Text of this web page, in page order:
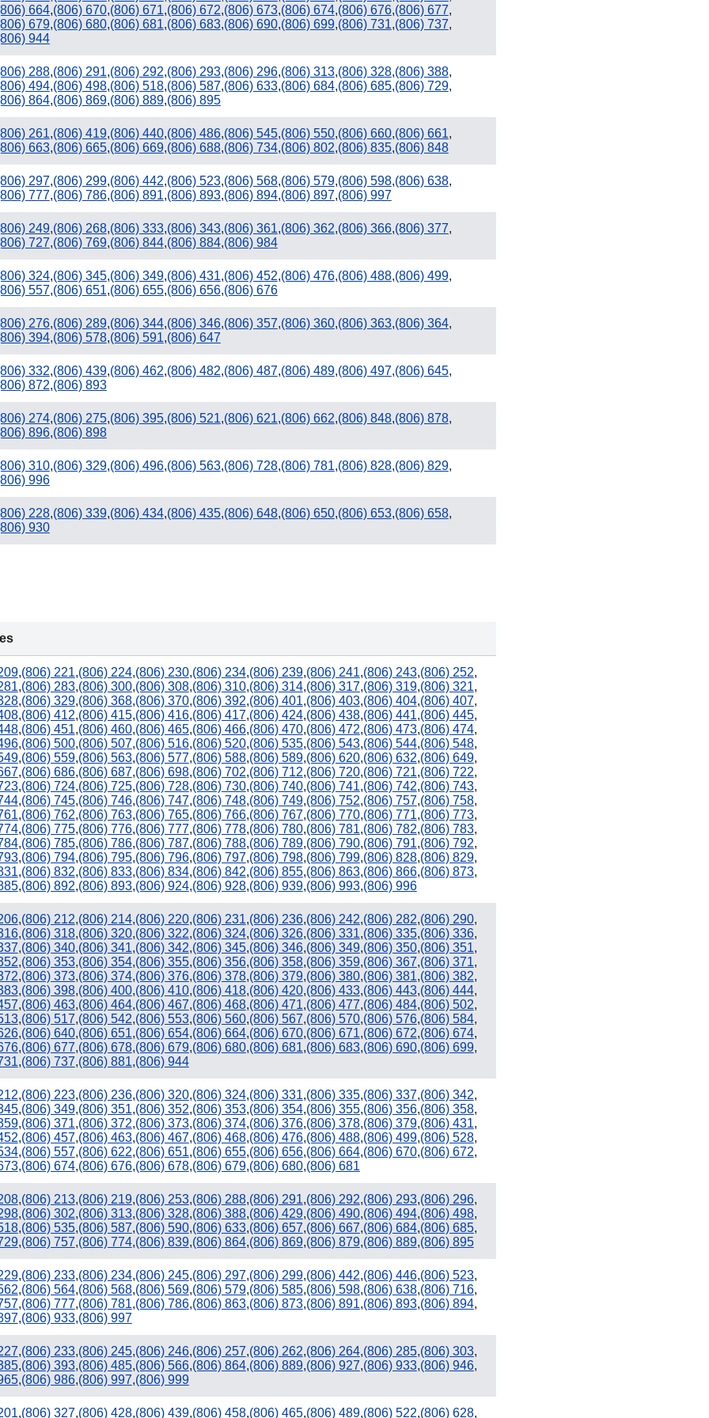
956
664,(806) 670,(806) 671,(806) 672,(806) 673,(806) 674,(806) 676,(806) 677,
679,(806) 680,(806) 681,(806) 683,(806) 690,(806) 699,(806) 731,(806) 737,
944
288,(806) 291,(806) 292,(806) 293,(806) 296,(806) 313,(806) 328,(806) 388,
494,(806) 498,(806) 518,(806) 587,(806) 633,(806) 684,(806) 685,(806) 729,
864,(806) 869,(806) 889,(806) 895
261,(806) 419,(806) 440,(806) 486,(806) 545,(806) 550,(806) 660,(806) 661,
663,(806) 665,(806) 669,(806) 688,(806) 734,(806) 802,(806) 835,(806) 848
297,(806) 299,(806) 442,(806) 523,(806) 568,(806) 579,(806) 598,(806) 638,
777,(806) 786,(806) 891,(806) 893,(806) 894,(806) 897,(806) 997
249,(806) 268,(806) 333,(806) 343,(806) 361,(806) 362,(806) 366,(806) 377,
727,(806) 769,(806) 844,(806) 884,(806) 984
324,(806) 345,(806) 349,(806) 431,(806) 452,(806) 476,(806) 488,(806) 499,
557,(806) 651,(806) 655,(806) 656,(806) 676
276,(806) 289,(806) 344,(806) 346,(806) 357,(806) 360,(806) 363,(806) 364,
394,(806) 578,(806) 591,(806) 647
332,(806) 439,(806) 462,(806) 482,(806) 487,(806) 489,(806) 497,(806) 645,
872,(806) 893
274,(806) 275,(806) 395,(806) 521,(806) 621,(806) 662,(806) 848,(806) 878,
896,(806) 898
310,(806) 329,(806) 496,(806) 563,(806) 728,(806) 781,(806) 828,(806) 829,
996
228,(806) 339,(806) 434,(806) 435,(806) 648,(806) 650,(806) 653,(806) 658,
930
,(806) 221,(806) 224,(806) 230,(806) 234,(806) 239,(806) 241,(806) 243,(806) 252,
,(806) 283,(806) 300,(806) 308,(806) 310,(806) 314,(806) 317,(806) 319,(806) 321,
,(806) 329,(806) 368,(806) 370,(806) 392,(806) 401,(806) 403,(806) 404,(806) 407,
,(806) 412,(806) 415,(806) 416,(806) 417,(806) 424,(806) 438,(806) 441,(806) 445,
,(806) 451,(806) 460,(806) 465,(806) 466,(806) 470,(806) 472,(806) 473,(806) 474,
,(806) 500,(806) 507,(806) 516,(806) 520,(806) 535,(806) 543,(806) 544,(806) 548,
,(806) 559,(806) 563,(806) 577,(806) 588,(806) 589,(806) 620,(806) 632,(806) 649,
,(806) 686,(806) 687,(806) 698,(806) 702,(806) 712,(806) 720,(806) 721,(806) 722,
,(806) 724,(806) 725,(806) 728,(806) 730,(806) 740,(806) 741,(806) 742,(806) 743,
,(806) 745,(806) 746,(806) 747,(806) 748,(806) 749,(806) 752,(806) 757,(806) 758,
,(806) 762,(806) 763,(806) 765,(806) 766,(806) 767,(806) 770,(806) 771,(806) 773,
,(806) 775,(806) 776,(806) 777,(806) 778,(806) 780,(806) 781,(806) 782,(806) 783,
,(806) 785,(806) 786,(806) 787,(806) 788,(806) 789,(806) 790,(806) 791,(806) 792,
,(806) 794,(806) 795,(806) 796,(806) 797,(806) 798,(806) 799,(806) 828,(806) 829,
,(806) 832,(806) 833,(806) 834,(806) 842,(806) 855,(806) 863,(806) 866,(806) 873,
,(806) 892,(806) 893,(806) 924,(806) 928,(806) 939,(806) 993,(806) 996
,(806) 212,(806) 214,(806) 220,(806) 231,(806) 236,(806) 242,(806) 282,(806) 290,
,(806) 318,(806) 320,(806) 322,(806) 324,(806) 326,(806) 331,(806) 335,(806) 336,
,(806) 340,(806) 341,(806) 342,(806) 345,(806) 346,(806) 349,(806) 350,(806) 351,
,(806) 353,(806) 354,(806) 355,(806) 356,(806) 358,(806) 359,(806) 367,(806) 371,
,(806) 373,(806) 374,(806) 376,(806) 378,(806) 379,(806) 380,(806) 381,(806) 382,
,(806) 398,(806) 400,(806) 410,(806) 418,(806) 420,(806) 433,(806) 443,(806) 444,
,(806) 463,(806) 464,(806) 467,(806) 468,(806) 471,(806) 477,(806) 484,(806) 502,
,(806) 517,(806) 542,(806) 553,(806) 560,(806) 567,(806) 570,(806) 576,(806) 584,
,(806) 640,(806) 651,(806) 654,(806) 664,(806) 670,(806) 671,(806) 672,(806) 674,
,(806) 677,(806) 678,(806) 679,(806) 680,(806) 681,(806) 683,(806) 690,(806) 699,
,(806) 737,(806) 881,(806) 944
,(806) 223,(806) 236,(806) 320,(806) 324,(806) 331,(806) 335,(806) 337,(806) 342,
,(806) 349,(806) 351,(806) 352,(806) 353,(806) 354,(806) 355,(806) 356,(806) 358,
,(806) 371,(806) 372,(806) 373,(806) 374,(806) 376,(806) 378,(806) 379,(806) 431,
,(806) 457,(806) 463,(806) 467,(806) 468,(806) 476,(806) 488,(806) 499,(806) 528,
,(806) 557,(806) 622,(806) 651,(806) 655,(806) 656,(806) 664,(806) 670,(806) 672,
,(806) 674,(806) 676,(806) 678,(806) 679,(806) 680,(806) 681
,(806) 213,(806) 219,(806) 253,(806) 288,(806) 291,(806) 292,(806) 293,(806) 296,
,(806) 302,(806) 313,(806) 328,(806) 388,(806) 429,(806) 490,(806) 494,(806) 498,
,(806) 535,(806) 587,(806) 590,(806) 633,(806) 657,(806) 667,(806) 684,(806) 685,
,(806) 757,(806) 774,(806) 839,(806) 864,(806) 869,(806) 879,(806) 889,(806) 895
,(806) 233,(806) 234,(806) 245,(806) 297,(806) 299,(806) 442,(806) 446,(806) 523,
,(806) 564,(806) 568,(806) 569,(806) 579,(806) 585,(806) 598,(806) 638,(806) 716,
,(806) 777,(806) 781,(806) 786,(806) 863,(806) 873,(806) 891,(806) 893,(806) 894,
,(806) 933,(806) 997
,(806) 233,(806) 245,(806) 246,(806) 257,(806) 262,(806) 264,(806) 285,(806) 303,
,(806) 393,(806) 485,(806) 566,(806) 864,(806) 889,(806) 927,(806) 933,(806) 946,
,(806) 986,(806) 997,(806) 999
,(806) 327,(806) 428,(806) 439,(806) 458,(806) 465,(806) 489,(806) 522,(806) 628,